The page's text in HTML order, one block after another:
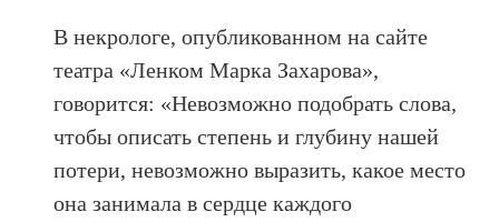
В некрологе, опубликованном на сайте
театра «Ленком Марка Захарова»,
говорится: «Невозможно подобрать слова,
чтобы описать степень и глубину нашей
потери, невозможно выразить, какое место
она занимала в сердце каждого